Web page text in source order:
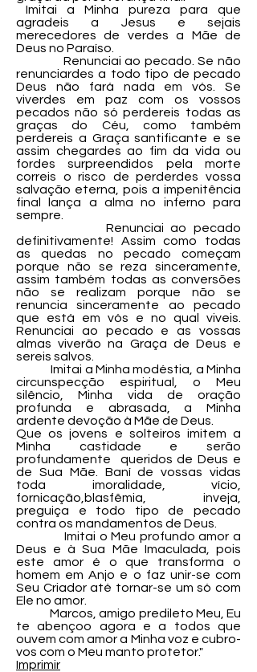
Imitai a Minha pureza para que
agradeis a Jesus e sejais
merecedores de verdes a Mãe de
Deus no Paraíso.
Renunciai ao pecado. Se não
renunciardes a todo tipo de pecado
Deus não fará nada em vós. Se
viverdes em paz com os vossos
pecados não só perdereis todas as
graças do Céu, como também
perdereis a Graça santificante e se
assim chegardes ao fim da vida ou
fordes surpreendidos pela morte
correis o risco de perderdes vossa
salvação eterna, pois a impenitência
final lança a alma no inferno para
sempre.
Renunciai ao pecado
definitivamente! Assim como todas
as quedas no pecado começam
porque não se reza sinceramente,
assim também todas as conversões
não se realizam porque não se
renuncia sinceramente ao pecado
que está em vós e no qual viveis.
Renunciai ao pecado e as vossas
almas viverão na Graça de Deus e
sereis salvos.
Imitai a Minha modéstia, a Minha
circunspecção espiritual, o Meu
silêncio, Minha vida de oração
profunda e abrasada, a Minha
ardente devoção à Mãe de Deus.
Que os jovens e solteiros imitem a
Minha castidade e serão
profundamente queridos de Deus e
de Sua Mãe. Baní de vossas vidas
toda imoralidade, vício,
fornicação,blasfêmia, inveja,
preguiça e todo tipo de pecado
contra os mandamentos de Deus.
Imitai o Meu profundo amor a
Deus e à Sua Mãe Imaculada, pois
este amor é o que transforma o
homem em Anjo e o faz unir-se com
Seu Criador até tornar-se um só com
Ele no amor.
Marcos, amigo predileto Meu, Eu
te abençoo agora e a todos que
ouvem com amor a Minha voz e cubro-
vos com o Meu manto protetor."
Imprimir